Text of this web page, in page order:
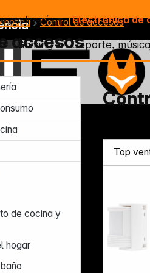
jardinería Electrónica de
Gaming Deporte,
Control de accesos
accesos
de cocina y
hogar
(CET)
- 466